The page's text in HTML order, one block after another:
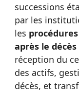
successions
par les
les
après le
réception du
des actifs,
décès, et